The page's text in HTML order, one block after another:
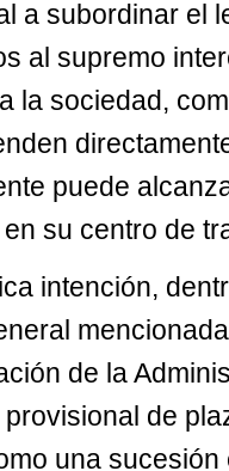
a subordinar el
al supremo
la sociedad,
puede
su centro de
intención,
de la
de
una